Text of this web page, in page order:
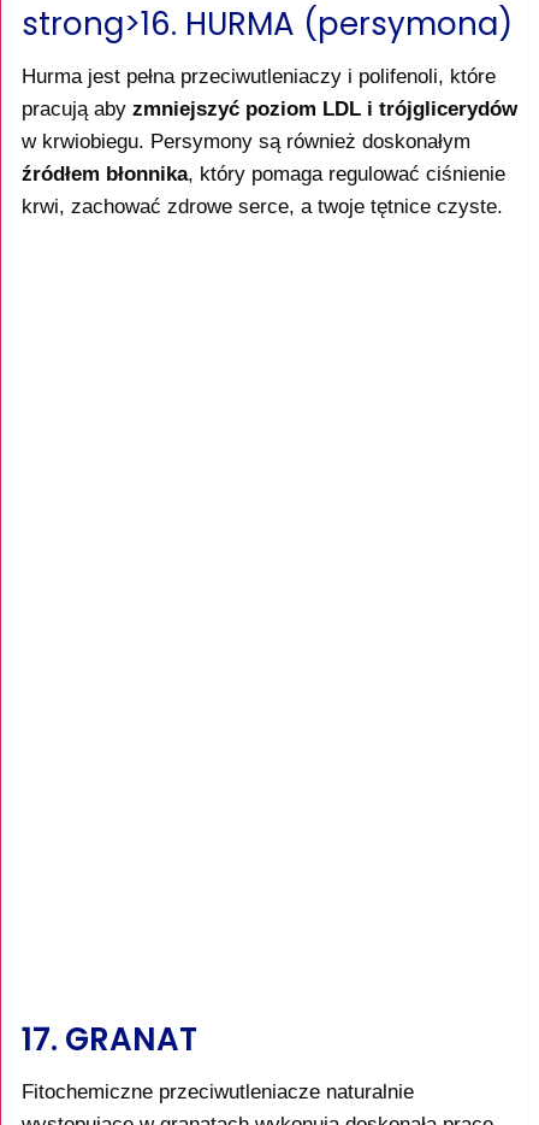
strong>16. HURMA (persymona)
Hurma jest pełna przeciwutleniaczy i polifenoli, które
pracują abyzmniejszyć poziom LDL i trójglicerydów
w krwiobiegu. Persymony są również doskonałym
źródłem błonnika, który pomaga regulować ciśnienie
krwi, zachować zdrowe serce, a twoje tętnice czyste.
17. GRANAT
Fitochemiczne przeciwutleniacze naturalnie